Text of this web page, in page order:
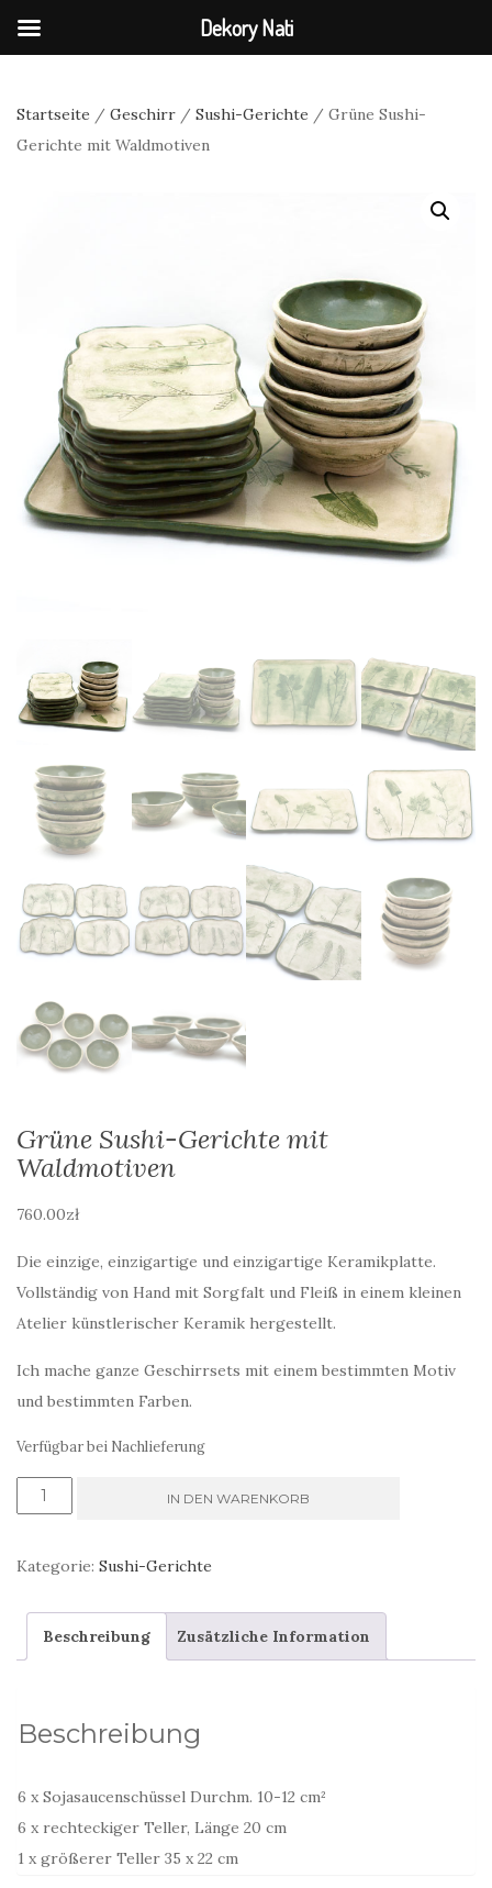
Startseite / Geschirr / Sushi-Gerichte / Grüne Sushi-
Gerichte mit Waldmotiven
Grüne Sushi-Gerichte mit
Waldmotiven
760.00zł
Die einzige, einzigartige und einzigartige Keramikplatte.
Vollständig von Hand mit Sorgfalt und Fleiß in einem kleinen
Atelier künstlerischer Keramik hergestellt.
Ich mache ganze Geschirrsets mit einem bestimmten Motiv
und bestimmten Farben.
Verfügbar bei Nachlieferung
Grüne
Waldmotiven
Menge
IN DEN WARENKORB
Kategorie: Sushi-Gerichte
Beschreibung Zusätzliche Information
Beschreibung
6 x Sojasaucenschüssel Durchm. 10-12 cm²
6 x rechteckiger Teller, Länge 20 cm
1 x größerer Teller 35 x 22 cm
Dekory Nati